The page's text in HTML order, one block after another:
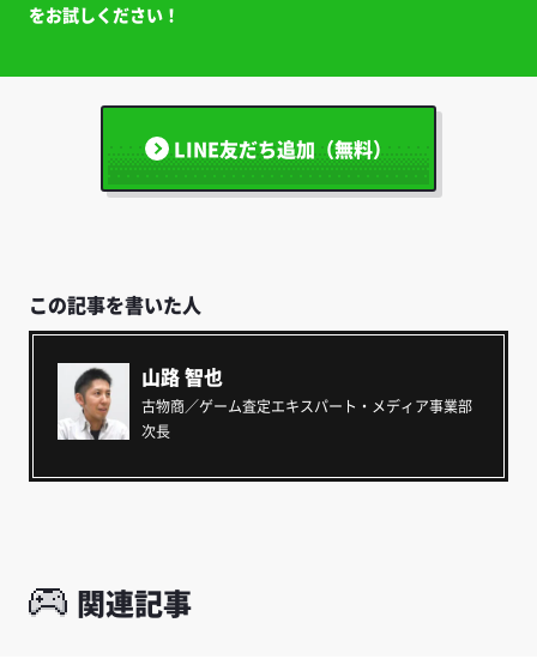
をお試しください！
LINE友だち追加（無料）
この記事を書いた人
山路 智也
古物商／ゲーム査定エキスパート・メディア事業部
次長
関連記事